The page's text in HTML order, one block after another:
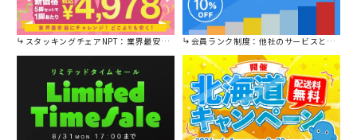
スタッキングチェアNPT：業界最安値に挑戦！ 会員ランク制度：他社のサービスと比較してください。